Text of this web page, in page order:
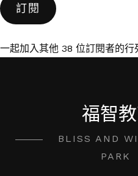
件
位
訂閱
一起加入其他 38 位訂閱者的行
福智
BLISS AND
PARK